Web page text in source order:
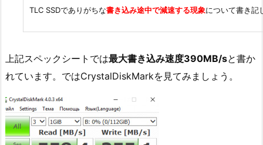
TLC SSDでありがちな書き込み途中で減速する現象について書き記
上記スペックシートでは最大書き込み速度390MB/sと書か
れています。ではCrystalDiskMarkを見てみましょう。